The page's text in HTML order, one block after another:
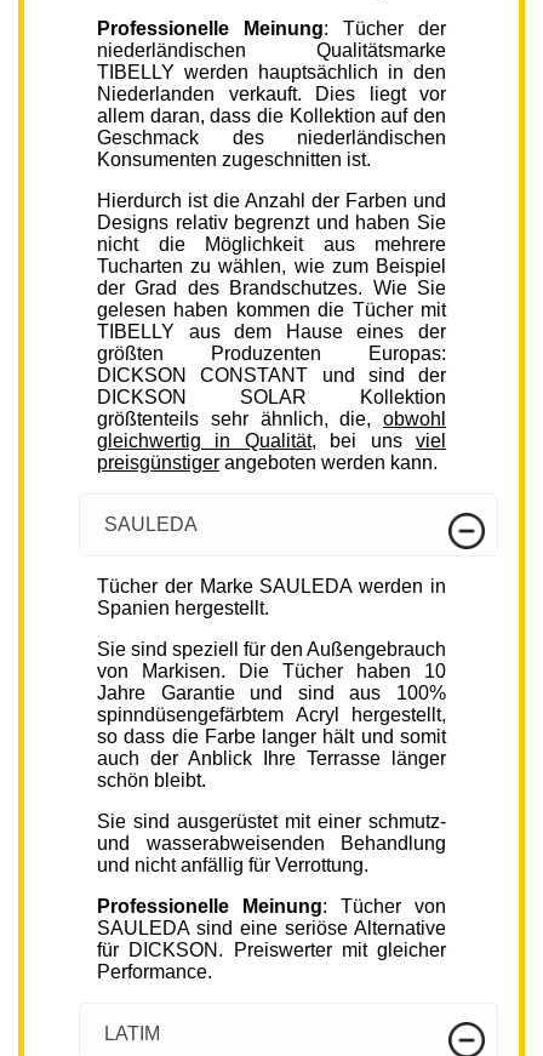
Professionelle Meinung: Tücher der
niederländischen Qualitätsmarke
TIBELLY werden hauptsächlich in den
Niederlanden verkauft. Dies liegt vor
allem daran, dass die Kollektion auf den
Geschmack des niederländischen
Konsumenten zugeschnitten ist.
Hierdurch ist die Anzahl der Farben und
Designs relativ begrenzt und haben Sie
nicht die Möglichkeit aus mehrere
Tucharten zu wählen, wie zum Beispiel
der Grad des Brandschutzes. Wie Sie
gelesen haben kommen die Tücher mit
TIBELLY aus dem Hause eines der
größten Produzenten Europas:
DICKSON CONSTANT und sind der
DICKSON SOLAR Kollektion
größtenteils sehr ähnlich, die, obwohl
gleichwertig in Qualität, bei unsviel
preisgünstiger angeboten werden kann.
SAULEDA
Tücher der Marke SAULEDA werden in
Spanien hergestellt.
Sie sind speziell für den Außengebrauch
von Markisen. Die Tücher haben 10
Jahre Garantie und sind aus 100%
spinndüsengefärbtem Acryl hergestellt,
so dass die Farbe langer hält und somit
auch der Anblick Ihre Terrasse länger
schön bleibt.
Sie sind ausgerüstet mit einer schmutz-
und wasserabweisenden Behandlung
und nicht anfällig für Verrottung.
Professionelle Meinung: Tücher von
SAULEDA sind eine seriöse Alternative
für DICKSON. Preiswerter mit gleicher
Performance.
LATIM